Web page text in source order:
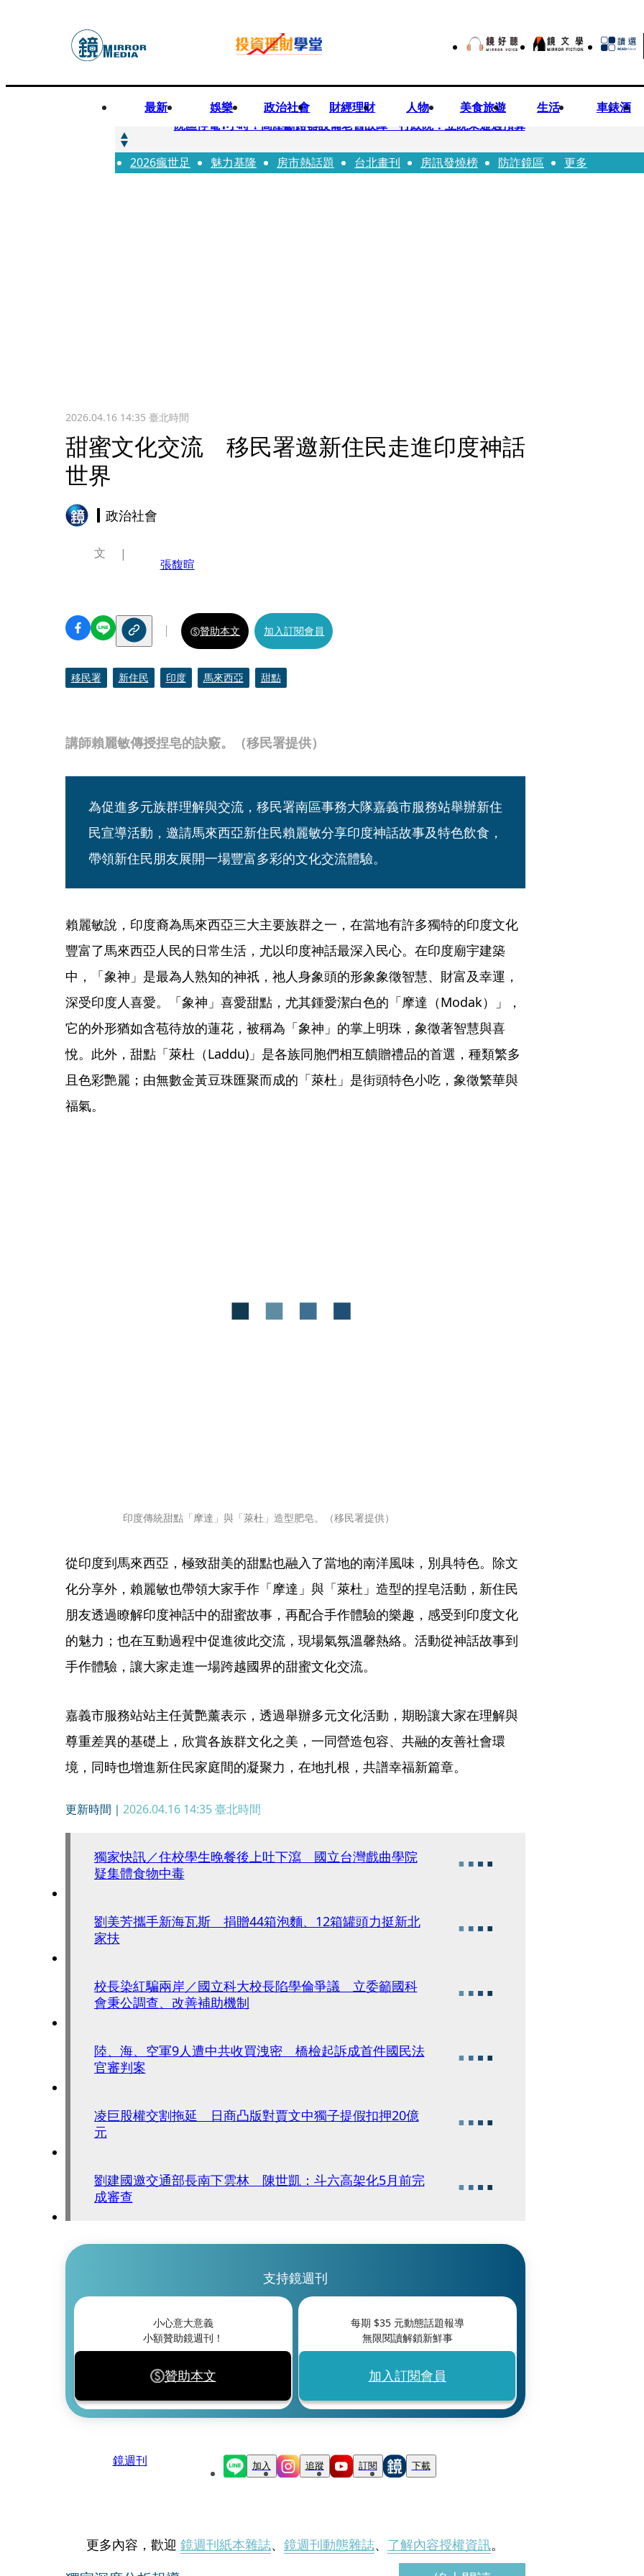
最新 娛樂 政治社會 財經理財 人物 美食旅遊 生活 車錶酒
快訊
院區停電1小時！高壓斷路器設備老舊故障 行政院：立院未通過預算
快訊
慈濟採購疫苗被騙10億為何不提告？ 高嘉瑜籲完整揭露真相
2026瘋世足 魅力基隆 房市熱話題 台北畫刊 房訊發燒榜 防詐鏡區 更多
2026.04.16 14:35 臺北時間
甜蜜文化交流 移民署邀新住民走進印度神話
世界
政治社會
講師賴麗敏傳授捏皂的訣竅。（移民署提供）
文
張馥暄
贊助本文 加入訂閱會員
移民署 新住民 印度 馬來西亞 甜點
為促進多元族群理解與交流，移民署南區事務大隊嘉義市服務站舉辦新住
民宣導活動，邀請馬來西亞新住民賴麗敏分享印度神話故事及特色飲食，
帶領新住民朋友展開一場豐富多彩的文化交流體驗。
賴麗敏說，印度裔為馬來西亞三大主要族群之一，在當地有許多獨特的印度文化
豐富了馬來西亞人民的日常生活，尤以印度神話最深入民心。在印度廟宇建築
中，「象神」是最為人熟知的神祇，祂人身象頭的形象象徵智慧、財富及幸運，
深受印度人喜愛。「象神」喜愛甜點，尤其鍾愛潔白色的「摩達（Modak）」，
它的外形猶如含苞待放的蓮花，被稱為「象神」的掌上明珠，象徵著智慧與喜
悅。此外，甜點「萊杜（Laddu)」是各族同胞們相互饋贈禮品的首選，種類繁多
且色彩艷麗；由無數金黃豆珠匯聚而成的「萊杜」是街頭特色小吃，象徵繁華與
福氣。
印度傳統甜點「摩達」與「萊杜」造型肥皂。（移民署提供）
從印度到馬來西亞，極致甜美的甜點也融入了當地的南洋風味，別具特色。除文
化分享外，賴麗敏也帶領大家手作「摩達」與「萊杜」造型的捏皂活動，新住民
朋友透過瞭解印度神話中的甜蜜故事，再配合手作體驗的樂趣，感受到印度文化
的魅力；也在互動過程中促進彼此交流，現場氣氛溫馨熱絡。活動從神話故事到
手作體驗，讓大家走進一場跨越國界的甜蜜文化交流。
嘉義市服務站站主任黃艷薰表示，透過舉辦多元文化活動，期盼讓大家在理解與
尊重差異的基礎上，欣賞各族群文化之美，一同營造包容、共融的友善社會環
境，同時也增進新住民家庭間的凝聚力，在地扎根，共譜幸福新篇章。
更新時間｜ 2026.04.16 14:35臺北時間
獨家快訊／住校學生晚餐後上吐下瀉 國立台灣戲曲學院
疑集體食物中毒
劉美芳攜手新海瓦斯 捐贈44箱泡麵、12箱罐頭力挺新北
家扶
校長染紅騙兩岸／國立科大校長陷學倫爭議 立委籲國科
會秉公調查、改善補助機制
陸、海、空軍9人遭中共收買洩密 橋檢起訴成首件國民法
官審判案
凌巨股權交割拖延 日商凸版對賈文中獨子提假扣押20億
元
劉建國邀交通部長南下雲林 陳世凱：斗六高架化5月前完
成審查
支持鏡週刊
小心意大意義
小額贊助鏡週刊！
贊助本文
每期 $35元動態話題報導
無限閱讀解鎖新鮮事
加入訂閱會員
鏡週刊 加入 追蹤 訂閱 下載
更多內容，歡迎 鏡週刊紙本雜誌、 鏡週刊動態雜誌、 了解內容授權資訊。